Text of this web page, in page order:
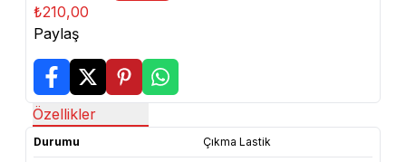
₺210,00
Paylaş
Özellikler
Durumu Çıkma Lastik